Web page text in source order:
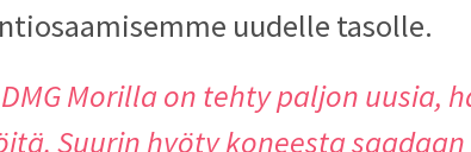
uudelle tasolle.
Morilla on tehty paljon uusia,
Suurin hyöty koneesta